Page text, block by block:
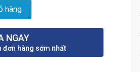
hàng
NGAY
đơn hàng sớm nhất